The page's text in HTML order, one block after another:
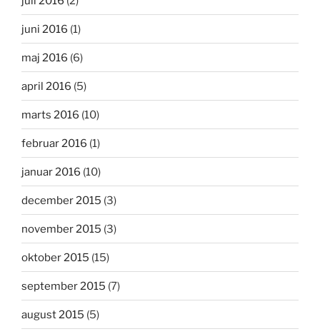
juni 2016 (1)
maj 2016 (6)
april 2016 (5)
marts 2016 (10)
februar 2016 (1)
januar 2016 (10)
december 2015 (3)
november 2015 (3)
oktober 2015 (15)
september 2015 (7)
august 2015 (5)